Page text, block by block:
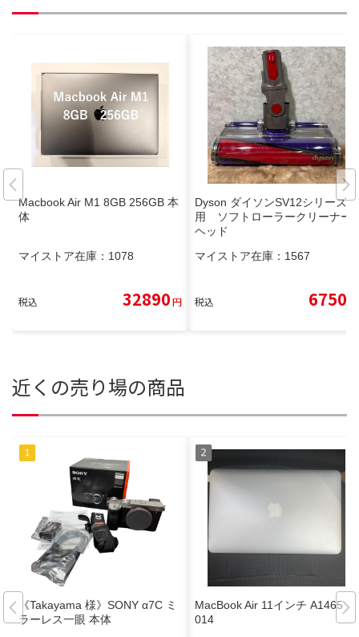
Macbook Air M1 8GB 256GB 本
体
マイストア在庫： 1078
税込 32890円
Dyson ダイソンSV12シリーズ専
用 ソフトローラークリーナー
ヘッド
マイストア在庫： 1567
税込 6750
近くの売り場の商品
《Takayama 様》SONY α7C ミ
ラーレス一眼 本体
MacBook Air 11インチ A1465 2
014